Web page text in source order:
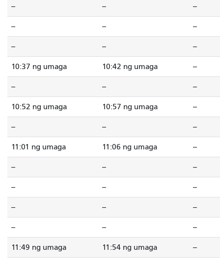
-- -- --
-- -- --
-- -- --
10:37 ng umaga 10:42 ng umaga --
-- -- --
10:52 ng umaga 10:57 ng umaga --
-- -- --
11:01 ng umaga 11:06 ng umaga --
-- -- --
-- -- --
-- -- --
-- -- --
11:49 ng umaga 11:54 ng umaga --